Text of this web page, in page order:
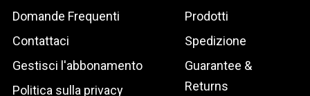
Domande Frequenti
Contattaci
Gestisci l'abbonamento
Politica sulla privacy
Prodotti
Spedizione
Guarantee &
Returns